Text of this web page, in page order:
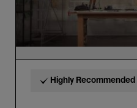
Highly Recommended